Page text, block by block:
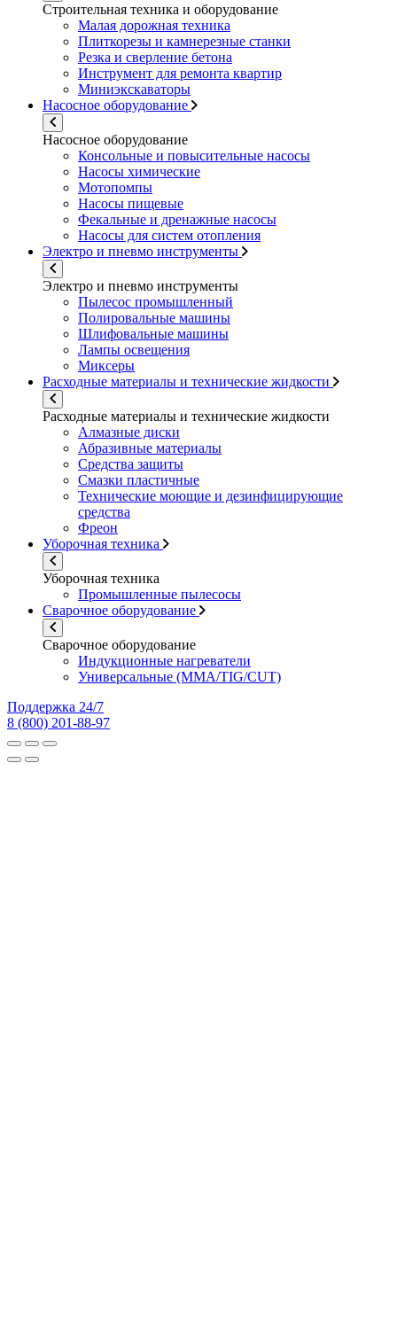
Строительная техника и оборудование
Малая дорожная техника
Плиткорезы и камнерезные станки
Резка и сверление бетона
Инструмент для ремонта квартир
Миниэкскаваторы
Насосное оборудование
Насосное оборудование
Консольные и повысительные насосы
Насосы химические
Мотопомпы
Насосы пищевые
Фекальные и дренажные насосы
Насосы для систем отопления
Электро и пневмо инструменты
Электро и пневмо инструменты
Пылесос промышленный
Полировальные машины
Шлифовальные машины
Лампы освещения
Миксеры
Расходные материалы и технические жидкости
Расходные материалы и технические жидкости
Алмазные диски
Абразивные материалы
Средства защиты
Смазки пластичные
Технические моющие и дезинфицирующие
средства
Фреон
Уборочная техника
Уборочная техника
Промышленные пылесосы
Сварочное оборудование
Сварочное оборудование
Индукционные нагреватели
Универсальные (MMA/TIG/CUT)
Поддержка 24/7
8 (800) 201-88-97